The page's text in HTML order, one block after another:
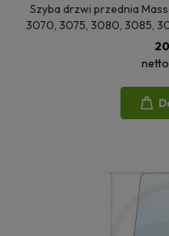
Szyba drzwi przednia
3070, 3075, 3080, 3085,
3140, 3600, 3610,